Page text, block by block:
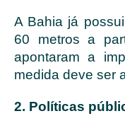
A Bahia já
60 metros a
apontaram a
medida deve ser
2. Políticas